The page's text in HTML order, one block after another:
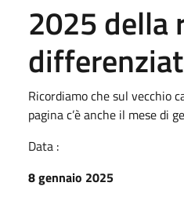
2025 della
Ricordiamo che sul vecchio
pagina c’è anche il mese di
Data :
8 gennaio 2025